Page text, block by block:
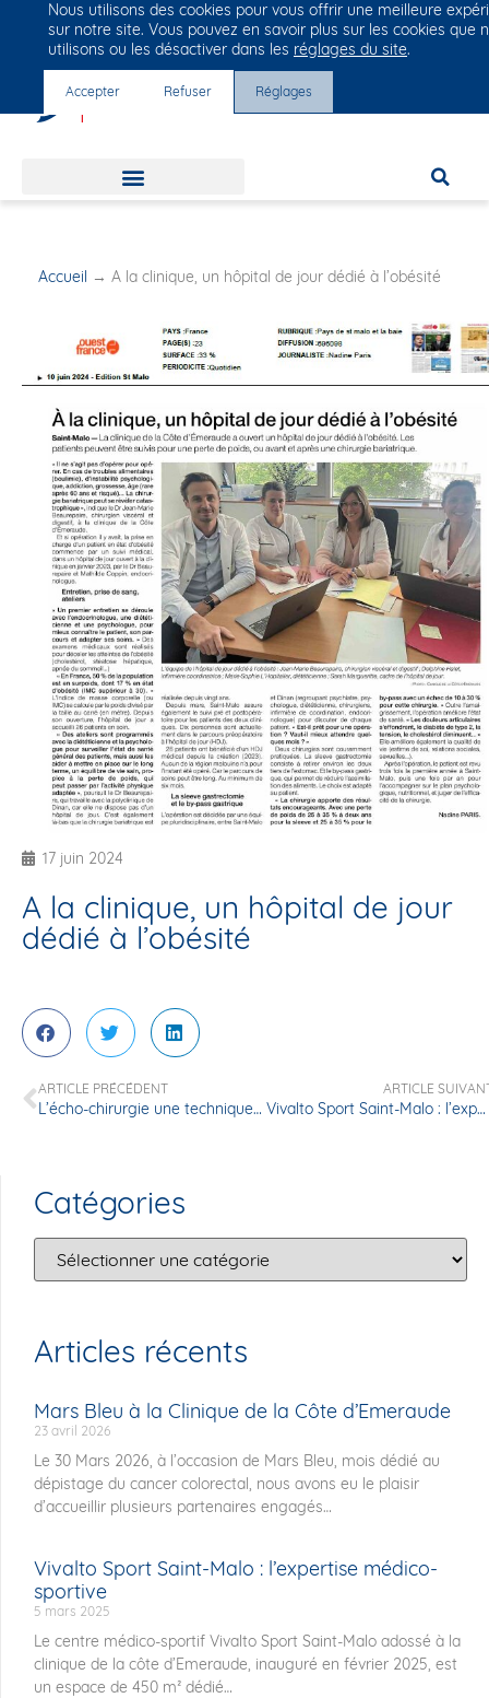
Groupe Vivalto Santé
Entre nous, la vie
Accueil → A la clinique, un hôpital de jour dédié à l’obésité
17 juin 2024
A la clinique, un hôpital de jour
dédié à l’obésité
ARTICLE PRÉCÉDENT
L’écho-chirurgie une technique opératoire innovante
ARTICLE
Vivalto Sport Saint-Malo : l’expertise médico-sportive
Catégories
Articles récents
Mars Bleu à la Clinique de la Côte d’Emeraude
23 avril 2026
Le 30 Mars 2026, à l’occasion de Mars Bleu, mois dédié au
dépistage du cancer colorectal, nous avons eu le plaisir
d’accueillir plusieurs partenaires engagés
Vivalto Sport Saint-Malo : l’expertise médico-
sportive
5 mars 2025
Le centre médico-sportif Vivalto Sport Saint-Malo adossé à la
clinique de la côte d’Emeraude, inauguré en février 2025, est
un espace de 450 m² dédié
Nous utilisons des cookies pour vous offrir une meilleure
sur notre site. Vous pouvez en savoir plus sur les cookies que
utilisons ou les désactiver dans les réglages du site.
Accepter Refuser Réglages